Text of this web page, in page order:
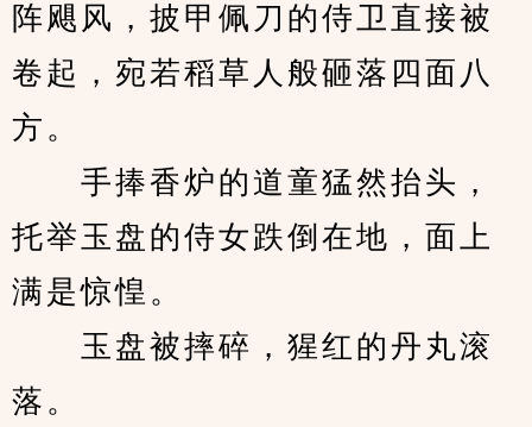
阵飓风，披甲佩刀的侍卫直接被
卷起，宛若稻草人般砸落四面八
方。
手捧香炉的道童猛然抬头，
托举玉盘的侍女跌倒在地，面上
满是惊惶。
玉盘被摔碎，猩红的丹丸滚
落。